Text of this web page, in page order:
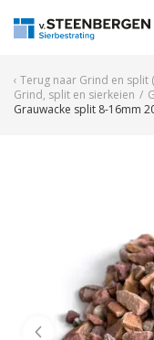
Terug naar Grind en split
Grind, split en sierkeien /
Grauwacke split 8-16mm